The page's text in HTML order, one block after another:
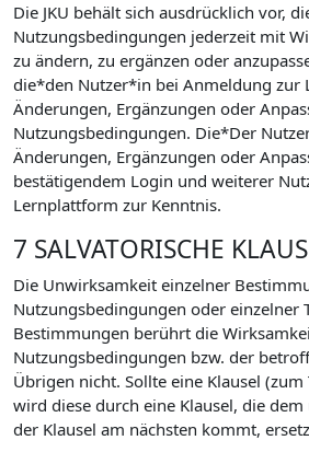
Die JKU behält sich ausdrücklich vor,
Nutzungsbedingungen jederzeit mit
zu ändern, zu ergänzen oder
die*den Nutzer*in bei Anmeldung zur
Änderungen, Ergänzungen oder
Nutzungsbedingungen. Die*Der
Änderungen, Ergänzungen oder
bestätigendem Login und weiterer
Lernplattform zur Kenntnis.
7 SALVATORISCHE
Die Unwirksamkeit einzelner
Nutzungsbedingungen oder einzelner
Bestimmungen berührt die
Nutzungsbedingungen bzw. der
Übrigen nicht. Sollte eine Klausel
wird diese durch eine Klausel, die
der Klausel am nächsten kommt,